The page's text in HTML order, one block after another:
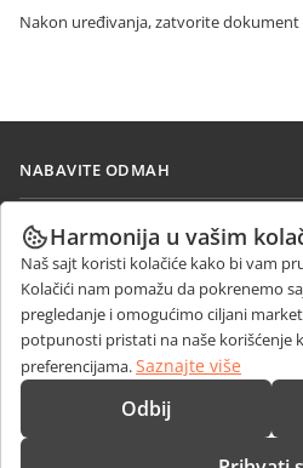
Nakon uređivanja, zatvorite dokument
NABAVITE ODMAH
Docs
DocSpace
Workspace
Konektori
Desktop aplikacije
Mobilne aplikacije
SARAĐUJTE
Za doprinosioce
Za prevodioce
Za influensere
Slobodna radna mesta
PRIMAJTE VESTI
Blog
DOBIJTE POMOĆ
Forum
KONTAKTIRAJTE NAS
Pitanja o prodaji
sales@onlyoffice.com
Harmonija u vašim
Naš sajt koristi kolačiće kako bi vam
Kolačići nam pomažu da pokrenemo
pregledanje i omogućimo ciljani
potpunosti pristati na naše korišćenje
preferencijama.Saznajte više
Odbij